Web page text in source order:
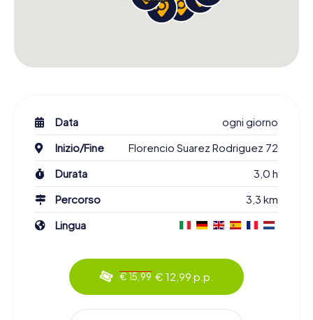
Data
ogni giorno
Inizio/Fine
Florencio Suarez Rodriguez 72
Durata
3,0 h
Percorso
3,3 km
Lingua
€ 15,99 € 12,99 p.p.